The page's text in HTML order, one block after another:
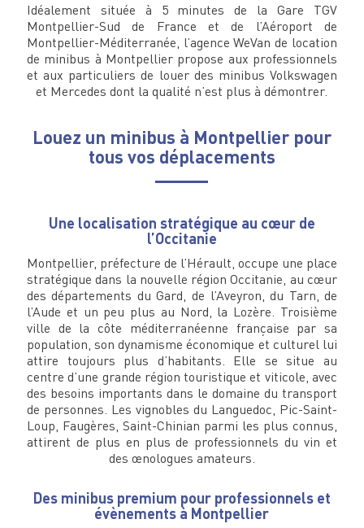
Idéalement située à 5 minutes de la Gare TGV
Montpellier-Sud de France et de l’Aéroport de
Montpellier-Méditerranée, l’agence WeVan de location
de minibus à Montpellier propose aux professionnels
et aux particuliers de louer des minibus Volkswagen
et Mercedes dont la qualité n’est plus à démontrer.
Louez un minibus à Montpellier pour
tous vos déplacements
Une localisation stratégique au cœur de
l’Occitanie
Montpellier, préfecture de l’Hérault, occupe une place
stratégique dans la nouvelle région Occitanie, au cœur
des départements du Gard, de l’Aveyron, du Tarn, de
l’Aude et un peu plus au Nord, la Lozère. Troisième
ville de la côte méditerranéenne française par sa
population, son dynamisme économique et culturel lui
attire toujours plus d’habitants. Elle se situe au
centre d’une grande région touristique et viticole, avec
des besoins importants dans le domaine du transport
de personnes. Les vignobles du Languedoc, Pic-Saint-
Loup, Faugères, Saint-Chinian parmi les plus connus,
attirent de plus en plus de professionnels du vin et
des œnologues amateurs.
Des minibus premium pour professionnels et
évènements à Montpellier